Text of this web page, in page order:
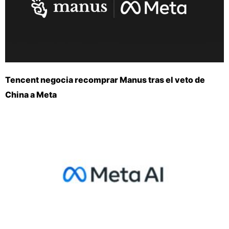
Tencent negocia recomprar Manus tras el veto de
China a Meta